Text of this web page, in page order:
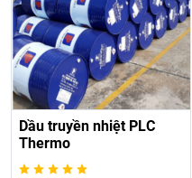
Dầu truyền nhiệt PLC
Thermo